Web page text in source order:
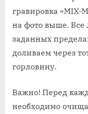
гравировка «MIX-
на фото выше. Все
заданных
доливаем через
горловину.
Важно! Перед
необходимо